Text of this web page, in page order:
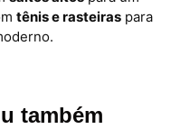
tênis e rasteiras para
também